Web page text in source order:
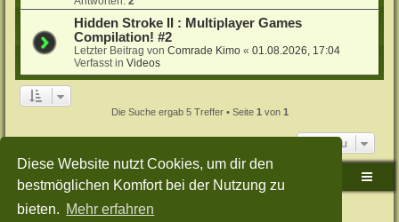
Diese Website nutzt Cookies, um dir den
bestmöglichen Komfort bei der Nutzung zu
bieten. Mehr erfahren
Hidden Stroke II : Multiplayer Games
Compilation! #2
Letzter Beitrag vonComrade Kimo «01.08.2026, 17:04
Verfasst inVideos
Die Suche ergab 5 Treffer • Seite 1 von 1
Gehe zu
Sudden-Strike-Maps.de Hauptseite Foren-Übersicht
Powered byphpBB® Forum Software © phpBB Limited